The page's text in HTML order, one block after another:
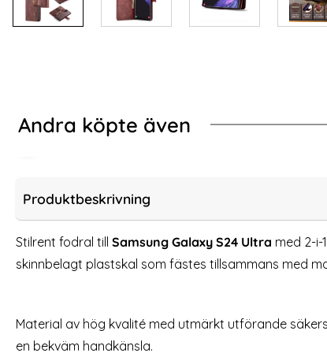
Andra köpte även
Produktbeskrivning
Stilrent fodral till Samsung Galaxy S24 Ultra med 2-i-
skinnbelagt plastskal som fästes tillsammans med
Material av hög kvalité med utmärkt utförande
en bekväm handkänsla.